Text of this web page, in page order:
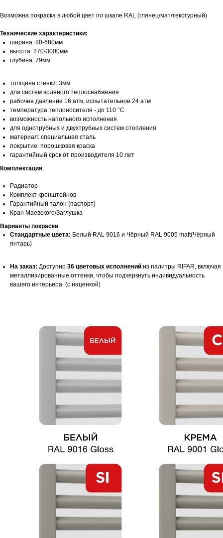
Возможна покраска в любой цвет по шкале RAL (глянец/мат/текстурный)
Технические характеристики:
ширина: 80-680мм
высота: 270-3000мм
глубина: 79мм
толщина стенки: 3мм
для систем водяного теплоснабжения
рабочее давление 16 атм, испытательное 24 атм
температура теплоносителя - до 110 °С
возможность напольного исполнения
для однотрубных и двухтрубных систем отопления
материал: специальная сталь
покрытие: порошковая краска
гарантийный срок от производителя 10 лет
Комплектация
Радиатор
Комплект кронштейнов
Гарантийный талон (паспорт)
Кран Маевского/Заглушка
Варианты покраски
Стандартные цвета: Белый RAL 9016 и Чёрный RAL 9005 matt(Чёрный
янтарь)
На заказ: Доступно 36 цветовых исполнений из палитры RIFAR, включая
металлизированные оттенки, чтобы подчеркнуть индивидуальность
вашего интерьера. (с наценкой)